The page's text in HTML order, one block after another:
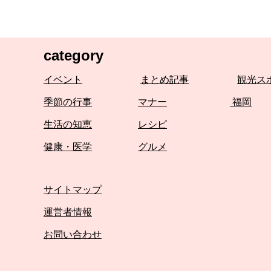
category
イベント まとめ記事 観光ス
季節の行事 マナー 福岡
生活の知恵 レシピ
健康・医学 グルメ
サイトマップ
運営者情報
お問い合わせ